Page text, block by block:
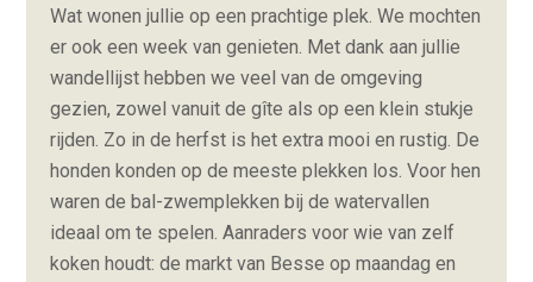
Wat wonen jullie op een prachtige plek. We mochten
er ook een week van genieten. Met dank aan jullie
wandellijst hebben we veel van de omgeving
gezien, zowel vanuit de gîte als op een klein stukje
rijden. Zo in de herfst is het extra mooi en rustig. De
honden konden op de meeste plekken los. Voor hen
waren de bal-zwemplekken bij de watervallen
ideaal om te spelen. Aanraders voor wie van zelf
koken houdt: de markt van Besse op maandag en